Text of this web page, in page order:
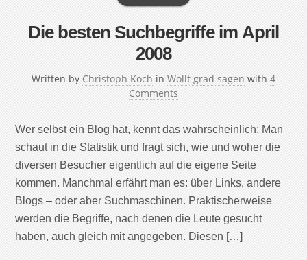
Die besten Suchbegriffe im April
2008
Written by Christoph Koch in Wollt grad sagen with 4
Comments
Wer selbst ein Blog hat, kennt das wahrscheinlich: Man
schaut in die Statistik und fragt sich, wie und woher die
diversen Besucher eigentlich auf die eigene Seite
kommen. Manchmal erfährt man es: über Links, andere
Blogs – oder aber Suchmaschinen. Praktischerweise
werden die Begriffe, nach denen die Leute gesucht
haben, auch gleich mit angegeben. Diesen […]